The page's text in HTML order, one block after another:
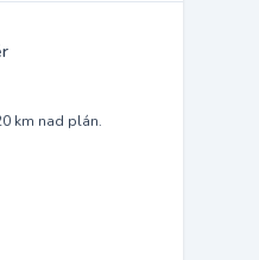
km nad plán.